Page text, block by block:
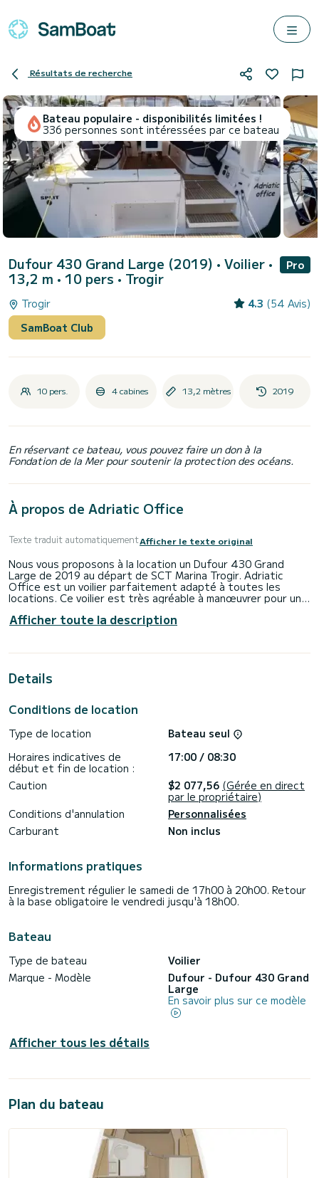
Résultats de recherche
Bateau populaire - disponibilités limitées !
336 personnes sont intéressées par ce bateau
Dufour 430 Grand Large (2019) • Voilier •
13,2 m • 10 pers • Trogir
Pro
Trogir 4.3 (54 Avis)
SamBoat Club
10 pers. 4 cabines 13,2 mètres 2019
En réservant ce bateau, vous pouvez faire un don à la
Fondation de la Mer pour soutenir la protection des océans.
À propos de Adriatic Office
Texte traduit automatiquementAfficher le texte original
Nous vous proposons à la location un Dufour 430 Grand
Large de 2019 au départ de SCT Marina Trogir. Adriatic
Office est un voilier parfaitement adapté à toutes les
locations. Ce voilier est très agréable à manœuvrer pour une
Vous allez vivre une croisière exceptionnelle sur ce voilier de
croisière et profiter de ses 4 cabines au confort total.
Pour votre confort, Adriatic Office dispose de 2 toilettes
Il dispose des équipements suivants : Pilote automatique,
Plancha, Plateforme de bain.
Nous vous invitons à demander un devis directement via la
plateforme, nous vous recontacterons avec nos meilleures
Afficher toute la description
Details
Conditions de location
Type de location
Bateau seul
Horaires indicatives de
début et fin de location :
17:00 / 08:30
Caution
$2 077,56 (Gérée en direct
par le propriétaire)
Conditions d'annulation
Personnalisées
Carburant
Non inclus
Informations pratiques
Enregistrement régulier le samedi de 17h00 à 20h00. Retour
à la base obligatoire le vendredi jusqu'à 18h00.
Bateau
Type de bateau
Voilier
Marque - Modèle
Dufour - Dufour 430 Grand
Large
En savoir plus sur ce modèle
Afficher tous les détails
Plan du bateau